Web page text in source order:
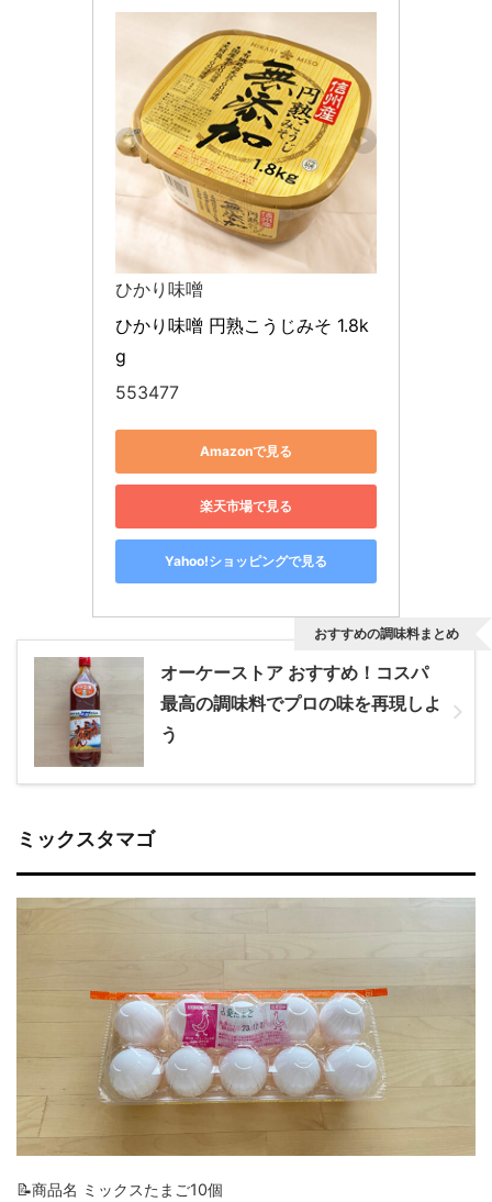
ひかり味噌
ひかり味噌 円熟こうじみそ 1.8k
g
553477
Amazonで見る
楽天市場で見る
Yahoo!ショッピングで見る
オーケーストア おすすめ！コスパ
最高の調味料でプロの味を再現しよ
う
おすすめの調味料まとめ
ミックスタマゴ
📝商品名 ミックスたまご10個